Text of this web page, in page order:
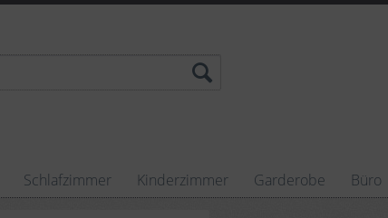
Schlafzimmer Kinderzimmer Garderobe Büro